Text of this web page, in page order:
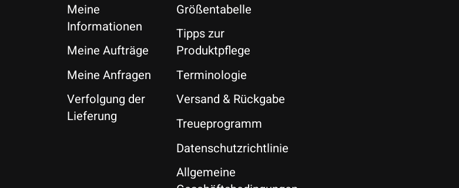
Meine
Informationen
Meine Aufträge
Meine Anfragen
Verfolgung der
Lieferung
Größentabelle
Tipps zur
Produktpflege
Terminologie
Versand & Rückgabe
Treueprogramm
Datenschutzrichtlinie
Allgemeine